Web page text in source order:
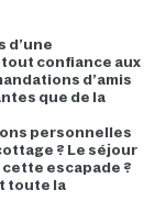
d’une
confiance aux
d’amis
que de la
personnelles
? Le séjour
escapade ?
toute la